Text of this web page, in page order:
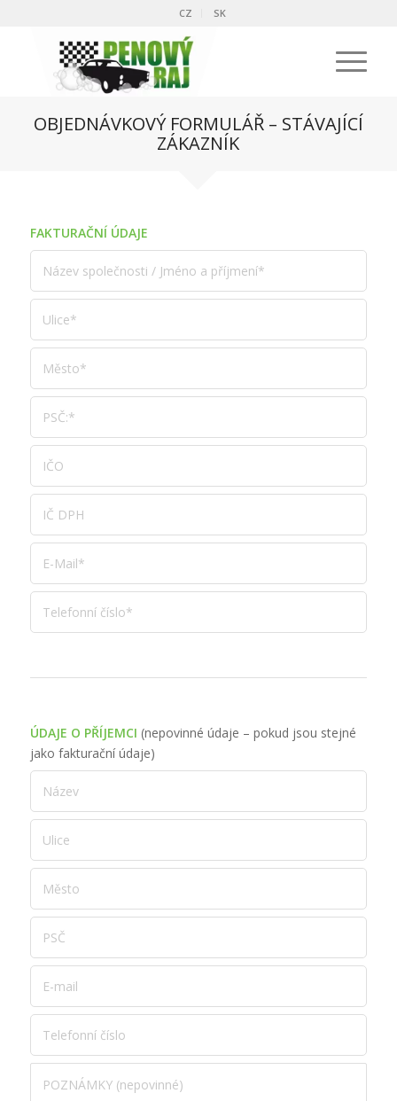
CZ SK
OBJEDNÁVKOVÝ FORMULÁŘ – STÁVAJÍCÍ
ZÁKAZNÍK
FAKTURAČNÍ ÚDAJE
ÚDAJE O PŘÍJEMCI (nepovinné údaje – pokud jsou stejné
jako fakturační údaje)